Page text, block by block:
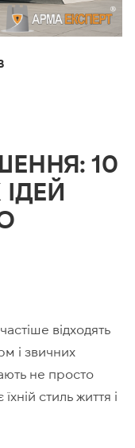
10
відходять
і звичних
не просто
стиль життя і